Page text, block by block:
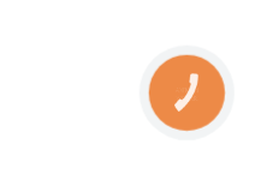
КНОПКА
ЗВ'ЯЗКУ